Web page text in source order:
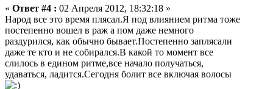
« Ответ #4 : 02 Апреля 2012, 18:32:18 »
Народ все это время плясал.Я под влиянием ритма тоже
постепенно вошел в раж а пом даже немного
раздурился, как обычно бывает.Постепенно заплясали
даже те кто и не собирался.В какой то момент все
слилось в едином ритме,все начало получаться,
удаваться, ладится.Сегодня болит все включая волосы